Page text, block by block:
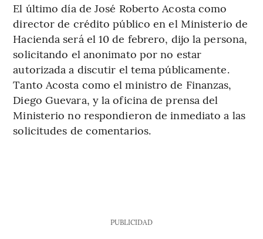
El último día de José Roberto Acosta como
director de crédito público en el Ministerio de
Hacienda será el 10 de febrero, dijo la persona,
solicitando el anonimato por no estar
autorizada a discutir el tema públicamente.
Tanto Acosta como el ministro de Finanzas,
Diego Guevara, y la oficina de prensa del
Ministerio no respondieron de inmediato a las
solicitudes de comentarios.
PUBLICIDAD